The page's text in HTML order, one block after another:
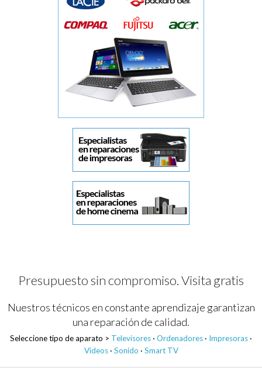
Presupuesto sin compromiso. Visita gratis
Nuestros técnicos en constante aprendizaje garantizan
una reparación de calidad.
Seleccione tipo de aparato > Televisores · Ordenadores · Impresoras ·
Videos· Sonido · Smart TV